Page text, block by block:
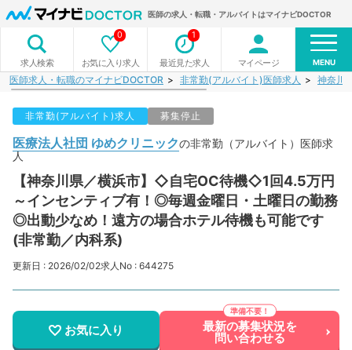
医師の求人・転職・アルバイトはマイナビDOCTOR
求人検索 お気に入り求人
0
最近見た求人
1
マイページ MENU
医師求人・転職のマイナビDOCTOR 非常勤(アルバイト)医師求人 神奈川
非常勤(アルバイト)求人 募集停止
医療法人社団 ゆめクリニックの非常勤（アルバイト）医師求
人
【神奈川県／横浜市】◇自宅OC待機◇1回4.5万円
～インセンティブ有！◎毎週金曜日・土曜日の勤務
◎出動少なめ！遠方の場合ホテル待機も可能です
(非常勤／内科系)
更新日 : 2026/02/02求人No : 644275
お気に入り 最新の募集状況を
問い合わせる